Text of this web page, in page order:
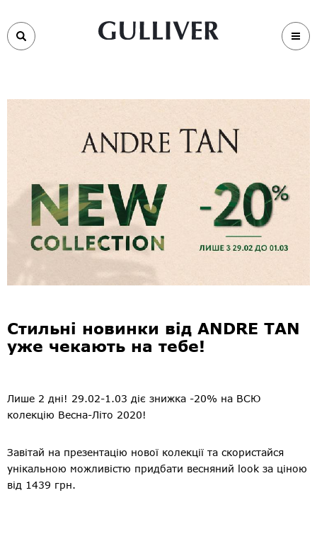
Стильні новинки від ANDRE TAN
уже чекають на тебе!
Лише 2 дні! 29.02-1.03 діє знижка -20% на ВСЮ
колекцію Весна-Літо 2020!
Завітай на презентацію нової колекції та скористайся
унікальною можливістю придбати весняний look за ціною
від 1439 грн.